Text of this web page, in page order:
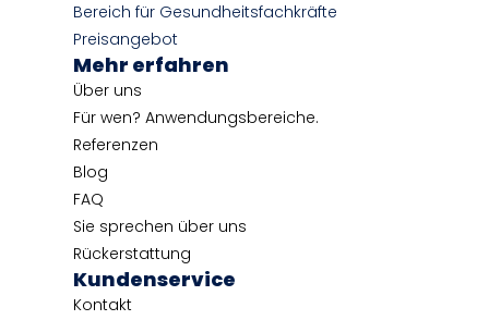
Bereich für Gesundheitsfachkräfte
Preisangebot
Mehr erfahren
Über uns
Für wen? Anwendungsbereiche.
Referenzen
Blog
FAQ
Sie sprechen über uns
Rückerstattung
Kundenservice
Kontakt